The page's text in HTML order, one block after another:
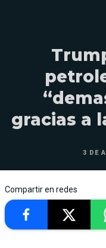
gracias a
3 DE
Compartir en redes